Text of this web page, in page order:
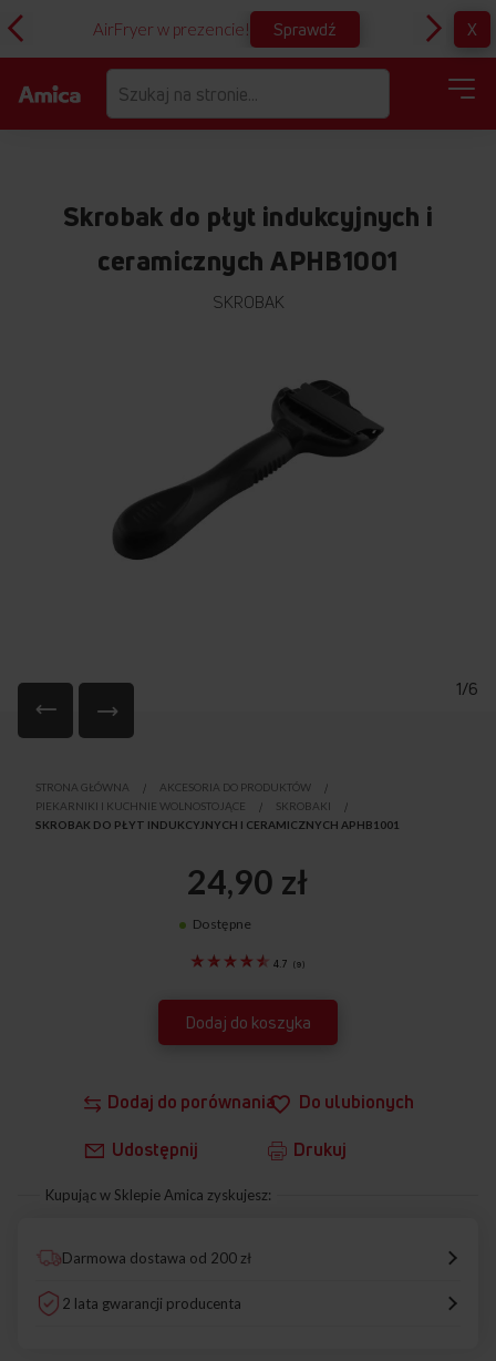
AirFryer w prezencie! Sprawdź X
Skrobak do płyt indukcyjnych i
ceramicznych APHB1001
SKROBAK
1/6
początek
galerii
STRONA GŁÓWNA
AKCESORIA DO PRODUKTÓW
PIEKARNIKI I KUCHNIE WOLNOSTOJĄCE
SKROBAKI
SKROBAK DO PŁYT INDUKCYJNYCH I CERAMICZNYCH APHB1001
Dodaj do porównania Do ulubionych
Udostępnij Drukuj
4.7 (9)
24,90 zł
Dostępne
Dodaj do koszyka
Kupując w Sklepie Amica zyskujesz:
Darmowa dostawa od 200 zł
2 lata gwarancji producenta